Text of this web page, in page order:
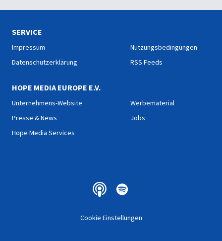
SERVICE
Impressum
Datenschutzerklärung
Nutzungsbedingungen
RSS Feeds
HOPE MEDIA EUROPE E.V.
Unternehmens-Website
Presse & News
Hope Media Services
Werbematerial
Jobs
Cookie Einstellungen